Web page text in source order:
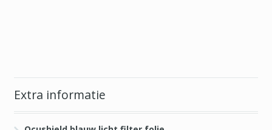
Extra informatie